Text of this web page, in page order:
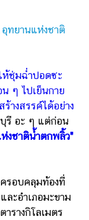
อุทยานแห่งชาติ
ชุ่มฉ่ำปอดซะ
น ๆ ไปเย็นกาย
างสรรค์ได้อย่าง
รี อะ ๆ แต่ก่อน
งชาติน้ำตกพลิ้ว"
รอบคลุมท้องที่
ละอำเภอมะขาม
รางกิโลเมตร